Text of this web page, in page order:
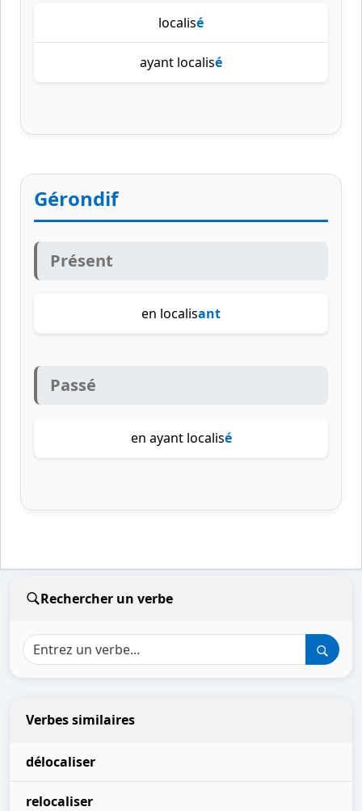
localisé
ayant localisé
Gérondif
Présent
en localisant
Passé
en ayant localisé
Rechercher un verbe
Verbes similaires
délocaliser
relocaliser